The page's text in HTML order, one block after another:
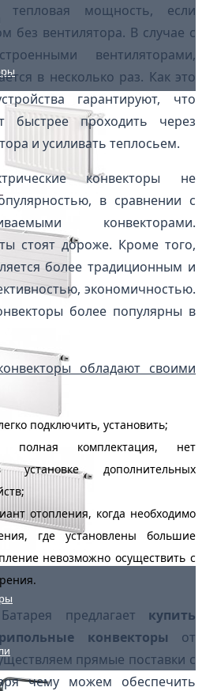
тепловая мощность, если
без вентилятора. В случае с
вентиляторами,
в несколько раз. Как это
гарантируют, что
быстрее проходить через
и усиливать теплосьем.
конвекторы не
в сравнении с
конвекторами.
стоят дороже. Кроме того,
более традиционным и
экономичностью.
более популярны в
обладают своими
подключить, установить;
комплектация, нет
установке дополнительных
отопления, когда необходимо
где установлены большие
невозможно осуществить с
предлагает купить
конвекторы от
прямые поставки с
чему можем обеспечить